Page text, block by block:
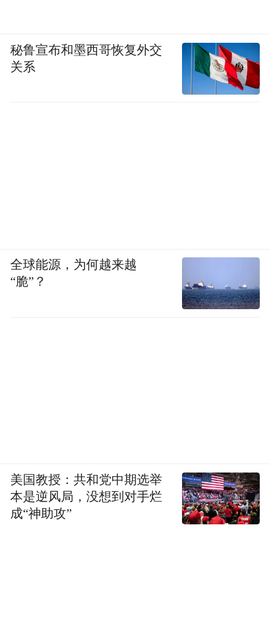
秘鲁宣布和墨西哥恢复外交
关系
全球能源，为何越来越
“脆”？
美国教授：共和党中期选举
本是逆风局，没想到对手烂
成“神助攻”